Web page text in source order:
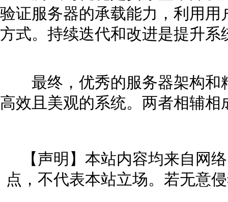
验证服务器的承载能力，利用
方式。持续迭代和改进是提升系
最终，优秀的服务器架构和
高效且美观的系统。两者相辅相
【声明】本站内容均来自网
点，不代表本站立场。若无意